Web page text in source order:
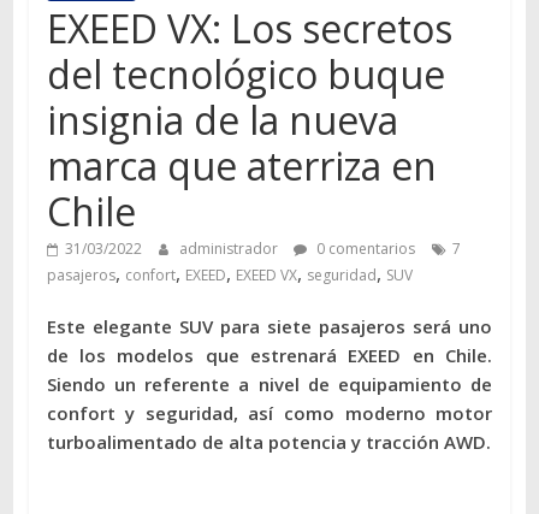
EXEED VX: Los secretos
del tecnológico buque
insignia de la nueva
marca que aterriza en
Chile
31/03/2022 administrador 0 comentarios
7
pasajeros, confort, EXEED, EXEED VX, seguridad, SUV
Este elegante SUV para siete pasajeros será uno
de los modelos que estrenará EXEED en Chile.
Siendo un referente a nivel de equipamiento de
confort y seguridad, así como moderno motor
turboalimentado de alta potencia y tracción AWD.